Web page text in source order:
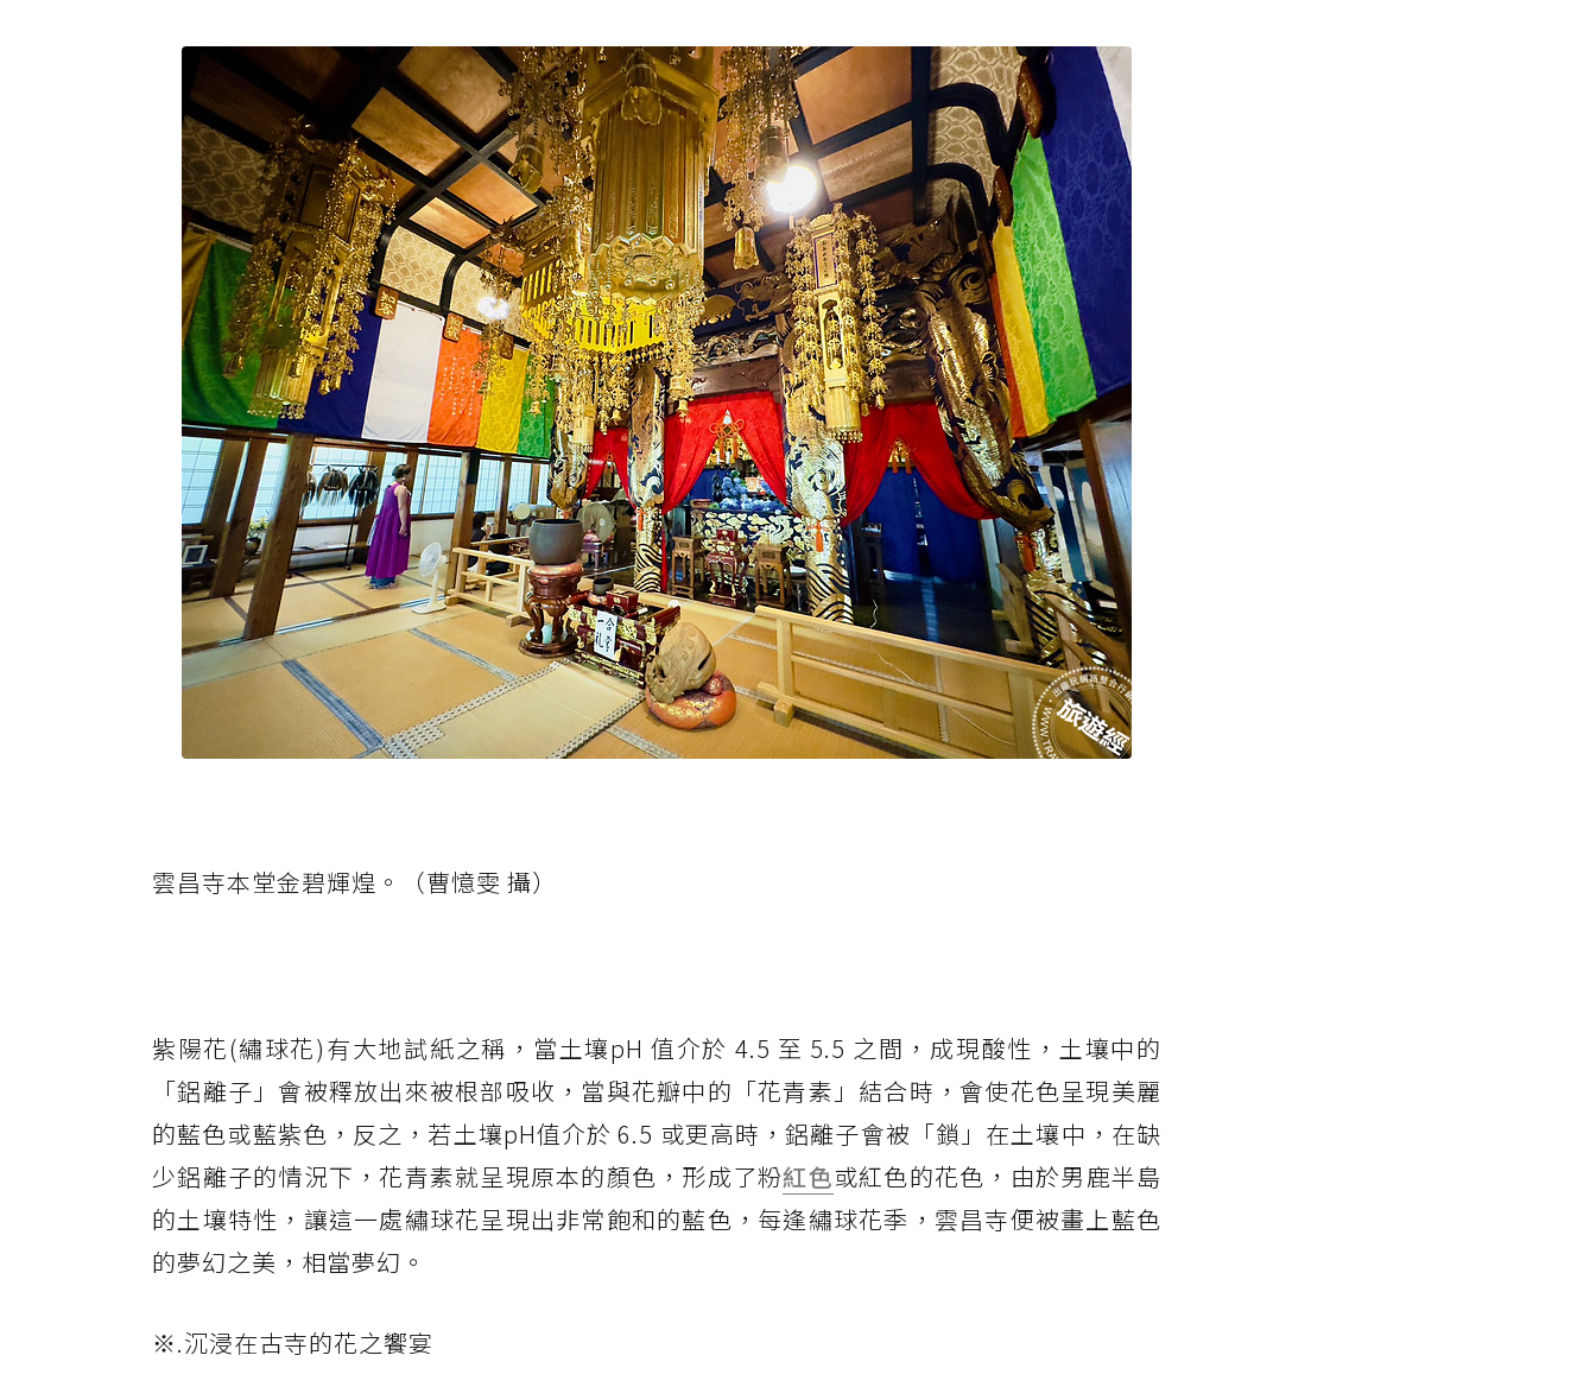
雲昌寺本堂金碧輝煌。（曹憶雯 攝）
紫陽花(繡球花)有大地試紙之稱，當土壤pH 值介於 4.5 至 5.5 之間，成現酸性，土壤中的
「鋁離子」會被釋放出來被根部吸收，當與花瓣中的「花青素」結合時，會使花色呈現美麗
的藍色或藍紫色，反之，若土壤pH值介於 6.5 或更高時，鋁離子會被「鎖」在土壤中，在缺
少鋁離子的情況下，花青素就呈現原本的顏色，形成了粉紅色或紅色的花色，由於男鹿半島
的土壤特性，讓這一處繡球花呈現出非常飽和的藍色，每逢繡球花季，雲昌寺便被畫上藍色
的夢幻之美，相當夢幻。
※.沉浸在古寺的花之饗宴